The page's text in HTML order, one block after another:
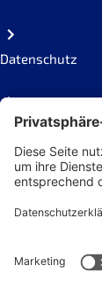
Datenschutz
Code of conduct
Social Links